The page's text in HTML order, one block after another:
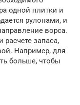
одной плитки и
рулонами, и
ворса.
запаса,
Например, для
больше, чтобы